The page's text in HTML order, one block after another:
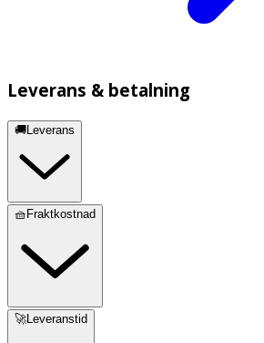
Leverans & betalning
🚚Leverans
🧺Fraktkostnad
🚀Leveranstid